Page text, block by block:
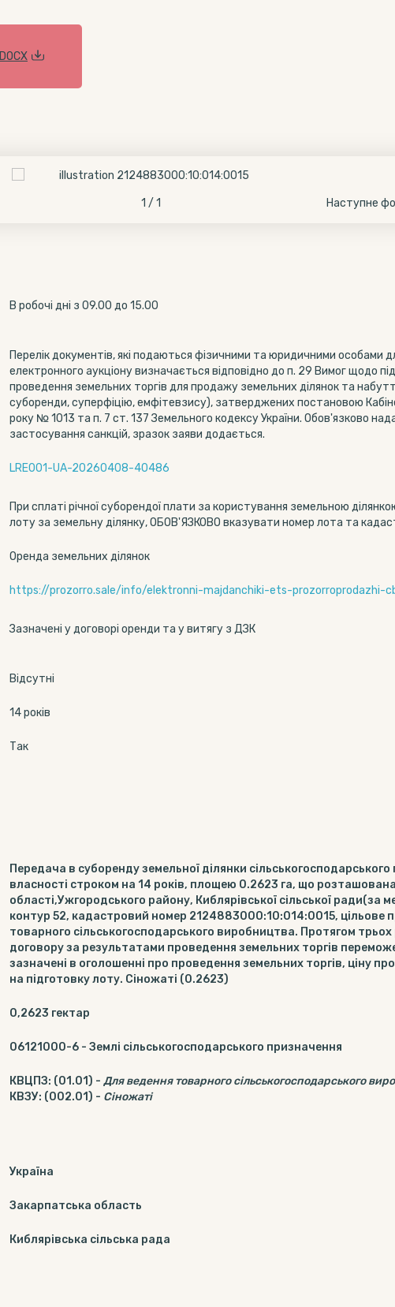
DOCX
1 / 1 Наступне
В робочі дні з 09.00 до 15.00
Перелік документів, які подаються фізичними та юридичними особами
електронного аукціону визначається відповідно до п. 29 Вимог щодо
проведення земельних торгів для продажу земельних ділянок та
суборенди, суперфіцію, емфітевзису), затверджених постановою
року № 1013 та п. 7 ст. 137 Земельного кодексу України. Обов'язково
застосування санкцій, зразок заяви додається.
LRE001-UA-20260408-40486
При сплаті річної суборендої плати за користування земельною
лоту за земельну ділянку, ОБОВ'ЯЗКОВО вказувати номер лота та
Оренда земельних ділянок
https://prozorro.sale/info/elektronni-majdanchiki-ets-prozorroprodazhi-
Зазначені у договорі оренди та у витягу з ДЗК
Відсутні
14 років
Так
Передача в суборенду земельної ділянки
власності строком на 14 років, площею 0.2623 га, що розташована
області,Ужгородського району, Киблярівської сільської ради(за
контур 52, кадастровий номер 2124883000:10:014:0015, цільове
товарного сільськогосподарського виробництва. Протягом
договору за результатами проведення земельних торгів
зазначені в оголошенні про проведення земельних торгів, ціну
на підготовку лоту. Сіножаті (0.2623)
0,2623 гектар
06121000-6 - Землі сільськогосподарського призначення
КВЦПЗ: (01.01) - Для ведення товарного сільськогосподарського
КВЗУ: (002.01) - Сіножаті
Україна
Закарпатська область
Киблярівська сільська рада